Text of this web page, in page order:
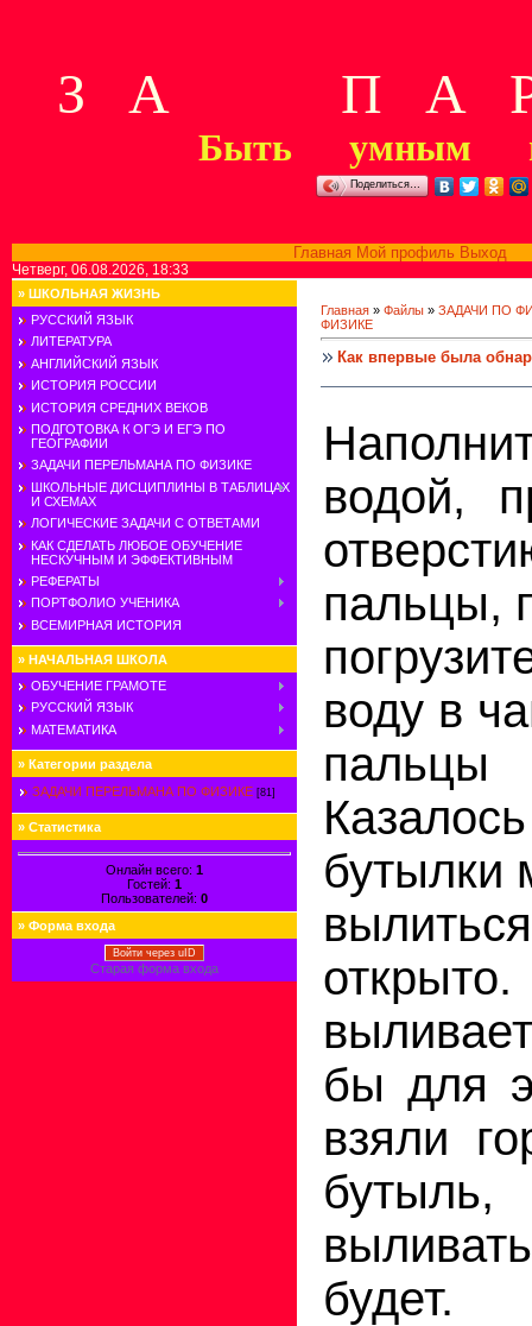
З А П А Р
Быть умным
Поделиться…
Главная Мой профиль Выход
Четверг, 06.08.2026, 18:33
» ШКОЛЬНАЯ ЖИЗНЬ
РУССКИЙ ЯЗЫК
ЛИТЕРАТУРА
АНГЛИЙСКИЙ ЯЗЫК
ИСТОРИЯ РОССИИ
ИСТОРИЯ СРЕДНИХ ВЕКОВ
ПОДГОТОВКА К ОГЭ И ЕГЭ ПО
ГЕОГРАФИИ
ЗАДАЧИ ПЕРЕЛЬМАНА ПО ФИЗИКЕ
ШКОЛЬНЫЕ ДИСЦИПЛИНЫ В ТАБЛИЦАХ
И СХЕМАХ
ЛОГИЧЕСКИЕ ЗАДАЧИ С ОТВЕТАМИ
КАК СДЕЛАТЬ ЛЮБОЕ ОБУЧЕНИЕ
НЕСКУЧНЫМ И ЭФФЕКТИВНЫМ
РЕФЕРАТЫ
ПОРТФОЛИО УЧЕНИКА
ВСЕМИРНАЯ ИСТОРИЯ
» НАЧАЛЬНАЯ ШКОЛА
ОБУЧЕНИЕ ГРАМОТЕ
РУССКИЙ ЯЗЫК
МАТЕМАТИКА
» Категории раздела
ЗАДАЧИ ПЕРЕЛЬМАНА ПО ФИЗИКЕ [81]
» Статистика
Онлайн всего: 1
Гостей: 1
Пользователей: 0
» Форма входа
Войти через uID
Старая форма входа
Главная » Файлы » ЗАДАЧИ ПО
ФИЗИКЕ
Как впервые была
водой,
пальцы,
воду в
пальцы
бутылки
бы для
взяли
будет.